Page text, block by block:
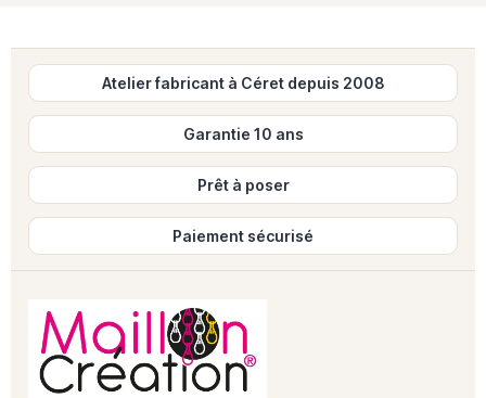
Atelier fabricant à Céret depuis 2008
Garantie 10 ans
Prêt à poser
Paiement sécurisé